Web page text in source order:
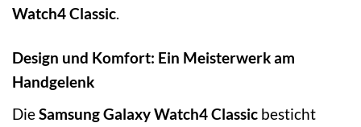
Watch4 Classic.
Design und Komfort: Ein Meisterwerk am
Handgelenk
DieSamsung Galaxy Watch4 Classic besticht